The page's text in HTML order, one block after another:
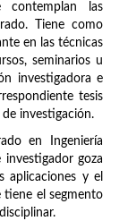
contemplan las
Tiene como
en las técnicas
seminarios u
investigadora e
tesis
investigación.
en Ingeniería
investigador goza
aplicaciones y el
el segmento